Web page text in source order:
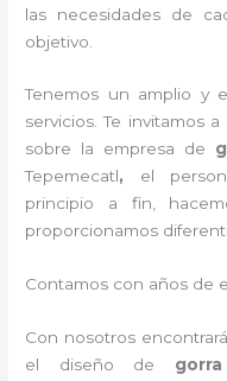
las necesidades de
objetivo.
Tenemos un amplio y
servicios. Te invitamos
sobre la empresa de
Tepemecatl, el
principio a fin,
proporcionamos
Contamos con años de
Con nosotros
el diseño de